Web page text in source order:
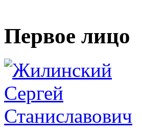
Первое лицо